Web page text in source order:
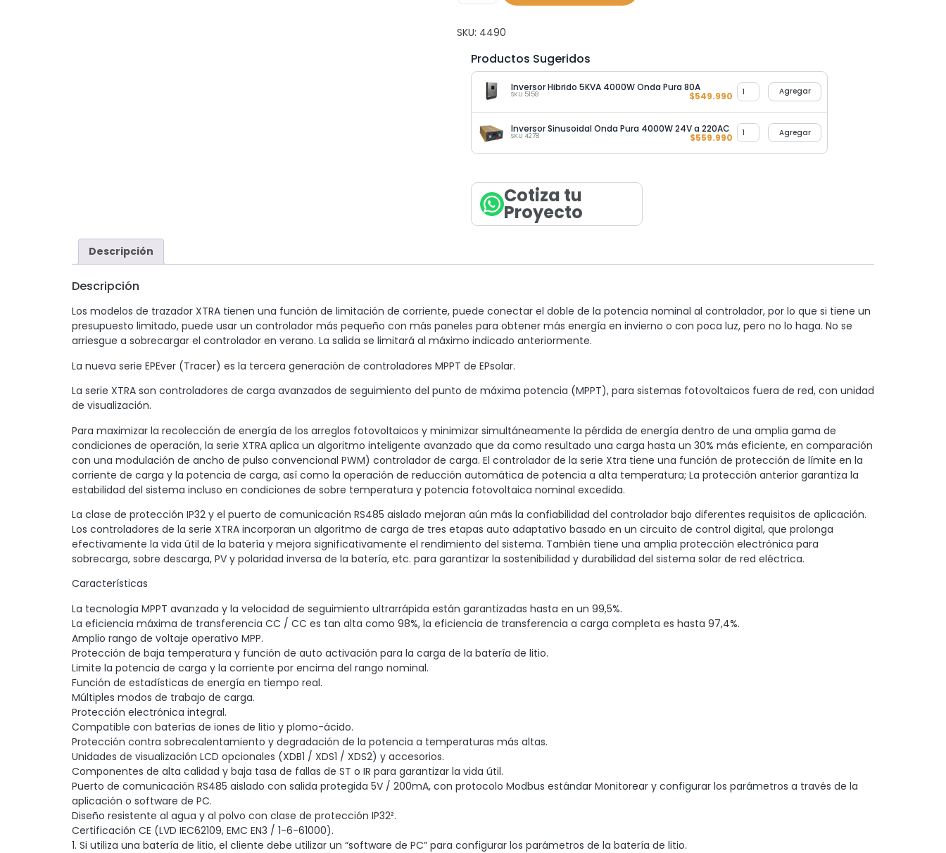
SKU: 4490
Productos Sugeridos
Inversor Hibrido 5KVA 4000W Onda Pura 80A
SKU 5158 $549.990 Agregar
Inversor Sinusoidal Onda Pura 4000W 24V a 220AC
SKU 4278 $559.990 Agregar
Cotiza tu
Proyecto
Descripción
Descripción
Los modelos de trazador XTRA tienen una función de limitación de corriente, puede conectar el doble de la potencia nominal al controlador, por lo que si tiene un
presupuesto limitado, puede usar un controlador más pequeño con más paneles para obtener más energía en invierno o con poca luz, pero no lo haga. No se
arriesgue a sobrecargar el controlador en verano. La salida se limitará al máximo indicado anteriormente.
La nueva serie EPEver (Tracer) es la tercera generación de controladores MPPT de EPsolar.
La serie XTRA son controladores de carga avanzados de seguimiento del punto de máxima potencia (MPPT), para sistemas fotovoltaicos fuera de red, con unidad
de visualización.
Para maximizar la recolección de energía de los arreglos fotovoltaicos y minimizar simultáneamente la pérdida de energía dentro de una amplia gama de
condiciones de operación, la serie XTRA aplica un algoritmo inteligente avanzado que da como resultado una carga hasta un 30% más eficiente, en comparación
con una modulación de ancho de pulso convencional PWM) controlador de carga. El controlador de la serie Xtra tiene una función de protección de límite en la
corriente de carga y la potencia de carga, así como la operación de reducción automática de potencia a alta temperatura; La protección anterior garantiza la
estabilidad del sistema incluso en condiciones de sobre temperatura y potencia fotovoltaica nominal excedida.
La clase de protección IP32 y el puerto de comunicación RS485 aislado mejoran aún más la confiabilidad del controlador bajo diferentes requisitos de aplicación.
Los controladores de la serie XTRA incorporan un algoritmo de carga de tres etapas auto adaptativo basado en un circuito de control digital, que prolonga
efectivamente la vida útil de la batería y mejora significativamente el rendimiento del sistema. También tiene una amplia protección electrónica para
sobrecarga, sobre descarga, PV y polaridad inversa de la batería, etc. para garantizar la sostenibilidad y durabilidad del sistema solar de red eléctrica.
Características
La tecnología MPPT avanzada y la velocidad de seguimiento ultrarrápida están garantizadas hasta en un 99,5%.
La eficiencia máxima de transferencia CC / CC es tan alta como 98%, la eficiencia de transferencia a carga completa es hasta 97,4%.
Amplio rango de voltaje operativo MPP.
Protección de baja temperatura y función de auto activación para la carga de la batería de litio.
Limite la potencia de carga y la corriente por encima del rango nominal.
Función de estadísticas de energía en tiempo real.
Múltiples modos de trabajo de carga.
Protección electrónica integral.
Compatible con baterías de iones de litio y plomo-ácido.
Protección contra sobrecalentamiento y degradación de la potencia a temperaturas más altas.
Unidades de visualización LCD opcionales (XDB1 / XDS1 / XDS2) y accesorios.
Componentes de alta calidad y baja tasa de fallas de ST o IR para garantizar la vida útil.
Puerto de comunicación RS485 aislado con salida protegida 5V / 200mA, con protocolo Modbus estándar Monitorear y configurar los parámetros a través de la
aplicación o software de PC.
Diseño resistente al agua y al polvo con clase de protección IP32².
Certificación CE (LVD IEC62109, EMC EN3 / 1-6-61000).
1. Si utiliza una batería de litio, el cliente debe utilizar un “software de PC” para configurar los parámetros de la batería de litio.